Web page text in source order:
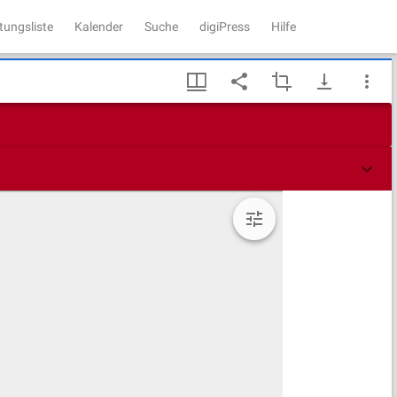
Kalender Suche digiPress Hilfe